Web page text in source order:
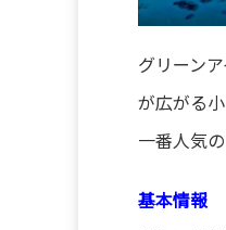
グリーン
が広がる
一番人気
基本情報